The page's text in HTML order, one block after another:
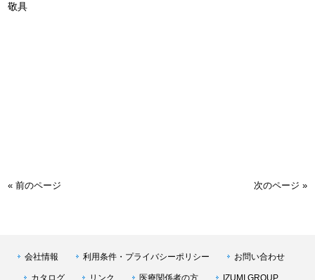
敬具
« 前のページ 次のページ »
会社情報 利用条件・プライバシーポリシー お問い合わせ
カタログ リンク 医療関係者の方 IZUMI GROUP